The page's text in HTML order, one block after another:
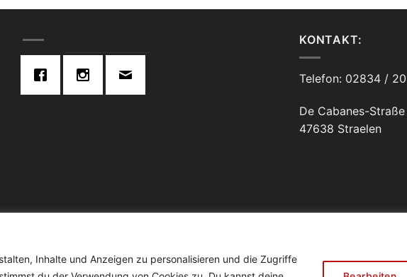
Inhalte und Anzeigen zu personalisieren und die Zugriffe
KONTAKT:
Telefon: 02834 /
De Cabanes-
47638 Straelen
Copyright 2026 © Fleischerei Borghs